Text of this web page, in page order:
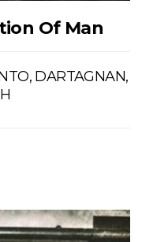
Of Man
DARTAGNAN,